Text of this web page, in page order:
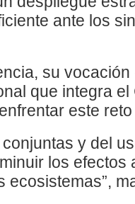
ante los
su
que integra
este
y del
los efectos
ecosistemas”,